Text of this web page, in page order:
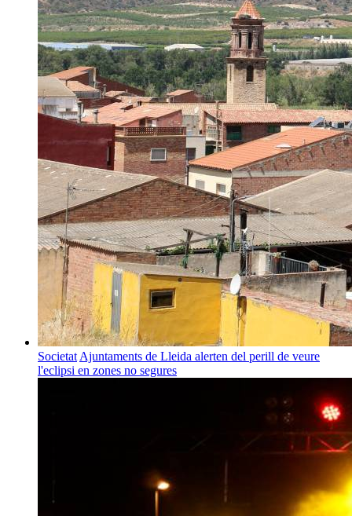
Societat Ajuntaments de Lleida alerten del perill de veure
l'eclipsi en zones no segures